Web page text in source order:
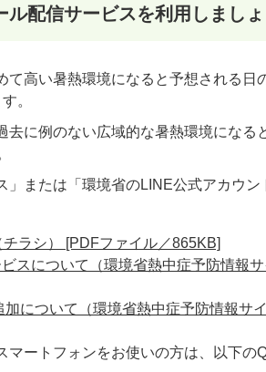
配信サービスを利用しましょ
高い暑熱環境になると予想される日
。
に例のない広域的な暑熱環境になる
」または「環境省のLINE公式アカウン
ラシ） [PDFファイル／865KB]
スについて（環境省熱中症予防情報サ
について（環境省熱中症予防情報サイ
ートフォンをお使いの方は、以下の